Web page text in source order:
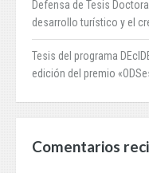
Defensa de Tesis
desarrollo turístico y el
Tesis del programa
edición del premio
Comentarios